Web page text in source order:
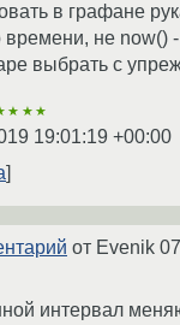
в графане
времени, не now()
выбрать с
19:01:19 +00:00
от Evenik
интервал